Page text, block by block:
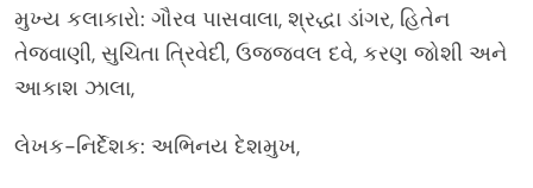
મુખ્ય કલાકારો: ગૌરવ પાસવાલા, શ્રદ્ધા ડાંગર, હિતેન
તેજવાણી, સુચિતા ત્રિવેદી, ઉજ્જવલ દવે, કરણ જોશી અને
આકાશ ઝાલા,
લેખક-નિર્દેશક: અભિનય દેશમુખ,